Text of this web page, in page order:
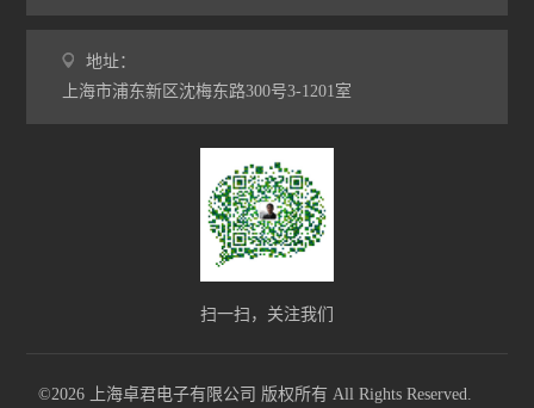
地址：
上海市浦东新区沈梅东路300号3-1201室
扫一扫，关注我们
©2026 上海卓君电子有限公司 版权所有 All Rights Reserved.